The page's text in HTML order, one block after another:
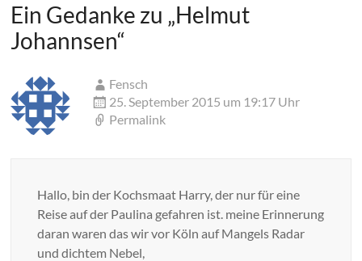
Ein Gedanke zu „Helmut
Johannsen“
Fensch
25. September 2015 um 19:17 Uhr
Permalink
Hallo, bin der Kochsmaat Harry, der nur für eine
Reise auf der Paulina gefahren ist. meine Erinnerung
daran waren das wir vor Köln auf Mangels Radar
und dichtem Nebel,